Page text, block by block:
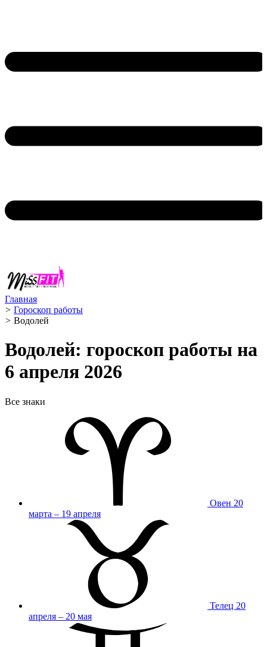
Главная
> Гороскоп работы
> Водолей ️
Водолей: гороскоп работы на
6 апреля 2026
Все знаки
Овен 20
марта – 19 апреля
Телец 20
апреля – 20 мая